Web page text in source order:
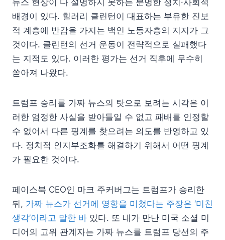
배경이 있다. 힐러리 클린턴이 대표하는 부유한 진보
적 계층에 반감을 가지는 백인 노동자층의 지지가 그
것이다. 클린턴의 선거 운동이 전략적으로 실패했다
는 지적도 있다. 이러한 평가는 선거 직후에 무수히
쏟아져 나왔다.
트럼프 승리를 가짜 뉴스의 탓으로 보려는 시각은 이
러한 엄정한 사실을 받아들일 수 없고 패배를 인정할
수 없어서 다른 핑계를 찾으려는 의도를 반영하고 있
다. 정치적 인지부조화를 해결하기 위해서 어떤 핑계
가 필요한 것이다.
페이스북 CEO인 마크 주커버그는 트럼프가 승리한
뒤, 가짜 뉴스가 선거에 영향을 미쳤다는 주장은 ‘미친
생각’이라고 말한 바 있다. 또 내가 만난 미국 소셜 미
디어의 고위 관계자는 가짜 뉴스를 트럼프 당선의 주